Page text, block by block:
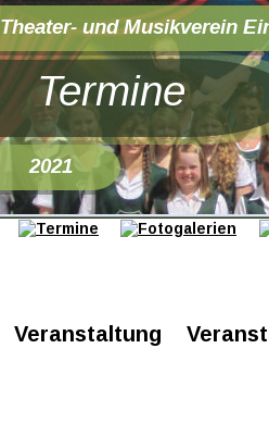
2021
Termine
Theater- und Musikverein
Veranstaltung